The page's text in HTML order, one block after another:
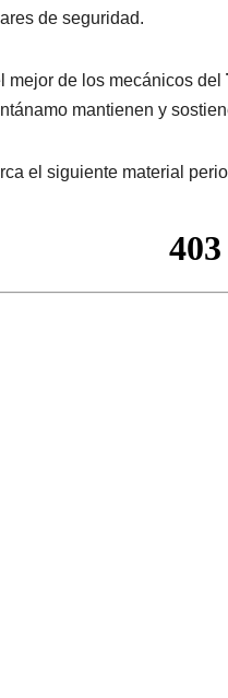
de seguridad.
mejor de los mecánicos del
mantienen y
el siguiente material